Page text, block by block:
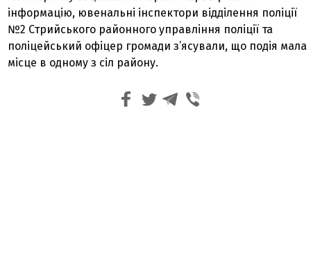
інформацію, ювенальні інспектори відділення поліції
№2 Стрийського районного управління поліції та
поліцейський офіцер громади з’ясували, що подія мала
місце в одному з сіл району.